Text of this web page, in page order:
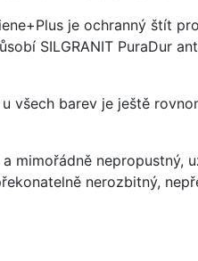
je ochranný štít
SILGRANIT PuraDur
všech barev je ještě
a mimořádně
nerozbitný,